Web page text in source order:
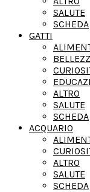
SALUTE
SCHEDA
GATTI
ALTRO
SALUTE
SCHEDA
ACQUARIO
ALTRO
SALUTE
SCHEDA